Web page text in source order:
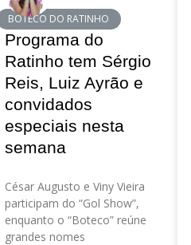
BOTECO DO RATINHO
Programa do
Ratinho tem Sérgio
Reis, Luiz Ayrão e
convidados
especiais nesta
semana
César Augusto e Viny Vieira
participam do “Gol Show”,
enquanto o “Boteco” reúne
grandes nomes